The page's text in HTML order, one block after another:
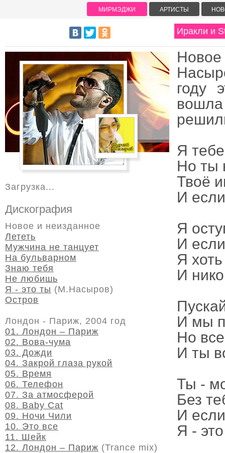
Иракли и
году
Я
Но ты
Твоё
И
Я
И
Я
И
И мы
Но
И ты
Ты -
Без
И
Я -
Загрузка...
Дискография
Новое и неизданное
Лететь
Мужчина не танцует
На бульварном
Знаю тебя
Не любишь
Я - это ты (М.Насыров)
Остров
Лондон - Париж, 2004 год
01. Лондон – Париж
02. Вова-чума
03. Дожди
04. Закрой глаза рукой
05. Время
06. Телефон
07. За атмосферой
08. Baby Cat
09. Ночи Чили
10. Это все
11. Шейк
12. Лондон – Париж (Trance mix)
МИРМЭДЖИ АРТИСТЫ